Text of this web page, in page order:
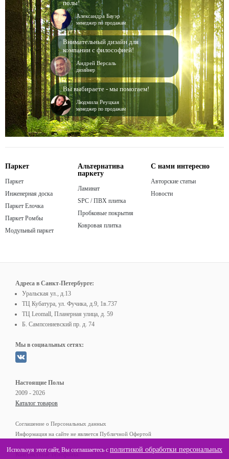
полы!
Александра Бауэр
менеджер по продажам
Внимательный дизайн для
компании с философией!
Андрей Версаль
дизайнер
Вы выбираете - мы помогаем!
Людмила Реуцкая
менеджер по продажам
Паркет
Паркет
Инженерная доска
Паркет Елочка
Паркет Ромбы
Модульный паркет
Альтернатива
паркету
Ламинат
SPC / ПВХ плитка
Пробковые покрытия
Ковровая плитка
С нами интересно
Авторские статьи
Новости
Адреса в Санкт-Петербурге:
Уральская ул., д.13
ТЦ Кубатура, ул. Фучика, д.9, 1в.737
ТЦ Leomall, Планерная улица, д. 59
Б. Сампсониевский пр. д. 74
Мы в социальных сетях:
Настоящие Полы
2009 - 2026
Каталог товаров
Соглашение о Персональных данных
Информация на сайте не является Публичной Офертой
Контактные телефоны:
Используя этот сайт, Вы соглашаетесь с политикой обработки персональных